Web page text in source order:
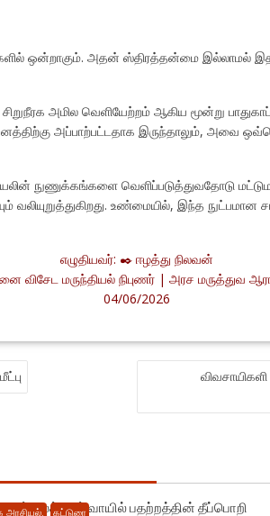
ஒன்றாகும். அதன் ஸ்திரத்தன்மை இல்லாமல்
அமில வெளியேற்றம் ஆகிய மூன்று
அப்பாற்பட்டதாக இருந்தாலும், அவை
நுணுக்கங்களை வெளிப்படுத்துவதோடு
உண்மையில், இந்த
எழுதியவர்: ✒️ ஈழத்து நிலவன்
விசேட மருந்தியல் நிபுணர் | அரச மருத்துவ
04/06/2026
அரசியல். கட்டுரை
ஆங்கிலக் கால் வாயில் பதற்றத்தின் தீப்பொறி